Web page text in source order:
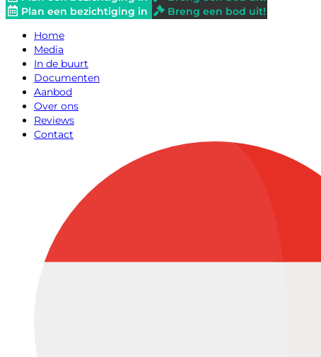
Plan een bezichtiging in
Breng een bod uit!
Home
Media
In de buurt
Documenten
Aanbod
Over ons
Reviews
Contact